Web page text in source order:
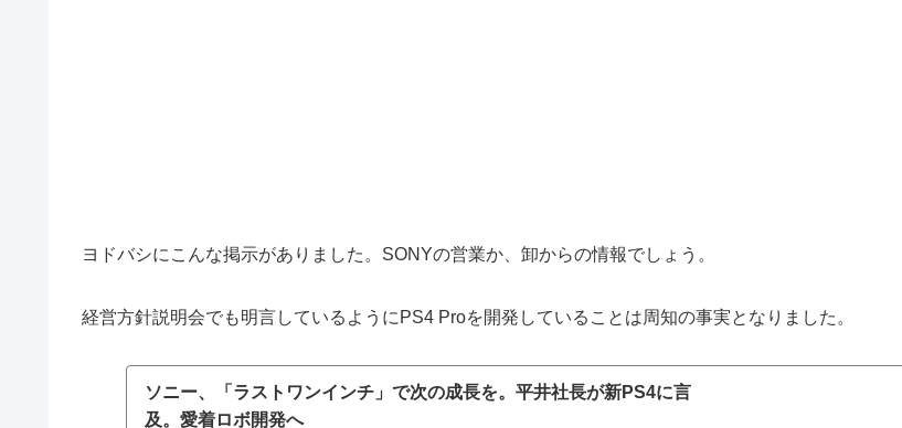
ヨドバシにこんな掲示がありました。SONYの営業か、卸からの情報でしょう。
経営方針説明会でも明言しているようにPS4 Proを開発していることは周知の事実となりました。
ソニー、「ラストワンインチ」で次の成長を。平井社長が新PS4に言
及。愛着ロボ開発へ